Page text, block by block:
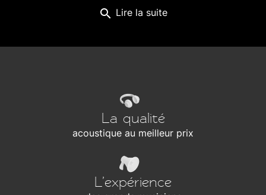
search Lire la suite
La qualité
acoustique au meilleur prix
L’expérience